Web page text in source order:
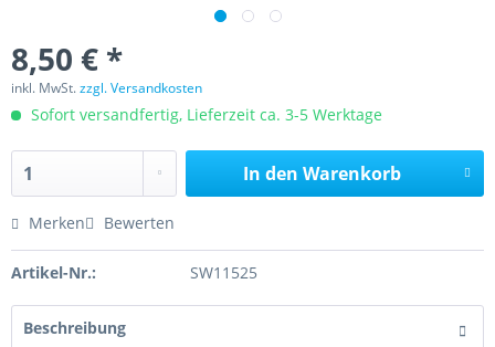
8,50 € *
inkl. MwSt.zzgl. Versandkosten
Sofort versandfertig, Lieferzeit ca. 3-5 Werktage
In den Warenkorb
Merken Bewerten
Artikel-Nr.: SW11525
Beschreibung